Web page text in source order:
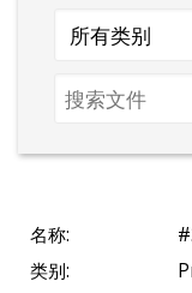
File
名称:
类别: